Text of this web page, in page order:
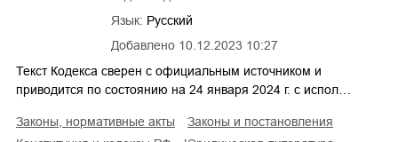
Добавлено 10.12.2023 10:27
Язык: Русский
Текст Кодекса сверен с официальным источником и
приводится по состоянию на 24 января 2024 г. с испол…
законы, нормативные акты
законы и постановления